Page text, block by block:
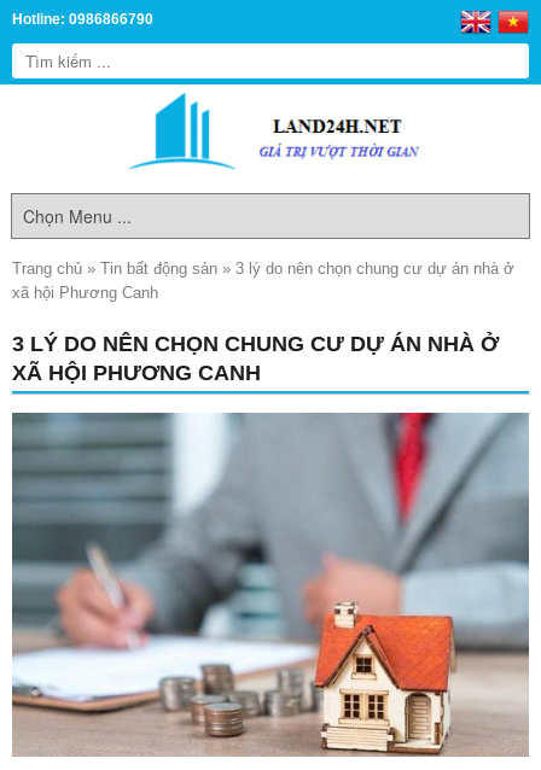
Hotline: 0986866790
Trang chủ » Tin bất động sản » 3 lý do nên chọn chung cư dự án nhà ở
xã hội Phương Canh
3 LÝ DO NÊN CHỌN CHUNG CƯ DỰ ÁN NHÀ Ở
XÃ HỘI PHƯƠNG CANH